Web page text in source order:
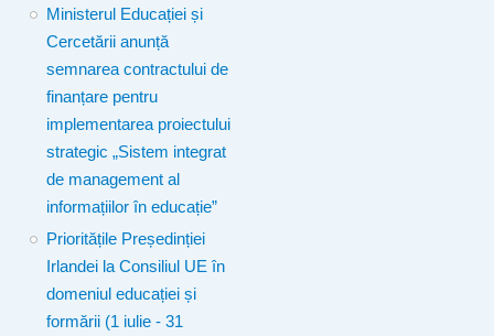
Ministerul Educației și
Cercetării anunță
semnarea contractului de
finanțare pentru
implementarea proiectului
strategic „Sistem integrat
de management al
informațiilor în educație”
Prioritățile Președinției
Irlandei la Consiliul UE în
domeniul educației și
formării (1 iulie - 31